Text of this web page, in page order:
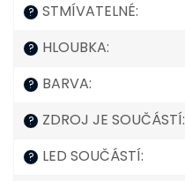
? STMÍVATELNÉ:
? HLOUBKA:
? BARVA:
? ZDROJ JE SOUČÁSTÍ:
? LED SOUČÁSTÍ: